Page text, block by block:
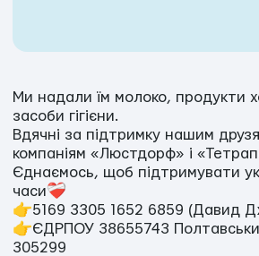
Ми надали їм молоко, продукти
засоби гігієни.
Вдячні за підтримку нашим
компаніям «Люстдорф» і
Єднаємось, щоб підтримувати
часи❤️‍🩹
👉5169 3305 1652 6859 (Давид
👉ЄДРПОУ 38655743
305299